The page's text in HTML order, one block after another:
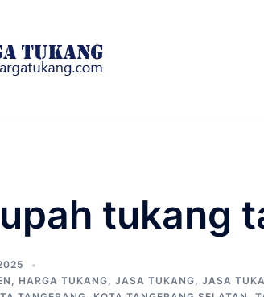
upah tukang
, HARGA TUKANG, JASA TUKANG, JASA